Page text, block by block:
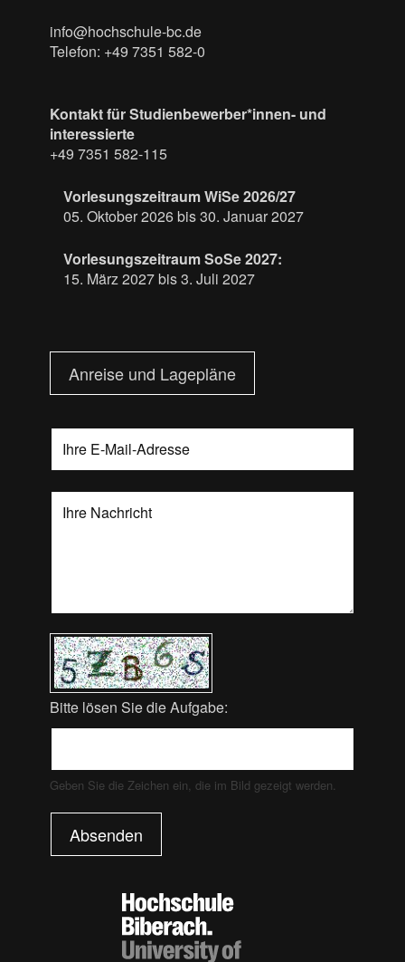
info@hochschule-bc.de
Telefon: +49 7351 582-0
Kontakt für Studienbewerber*innen- und
interessierte
+49 7351 582-115
Vorlesungszeitraum WiSe 2026/27
05. Oktober 2026 bis 30. Januar 2027
Vorlesungszeitraum SoSe 2027:
15. März 2027 bis 3. Juli 2027
Anreise und Lagepläne
Bitte lösen Sie die Aufgabe:
Geben Sie die Zeichen ein, die im Bild gezeigt werden.
Absenden